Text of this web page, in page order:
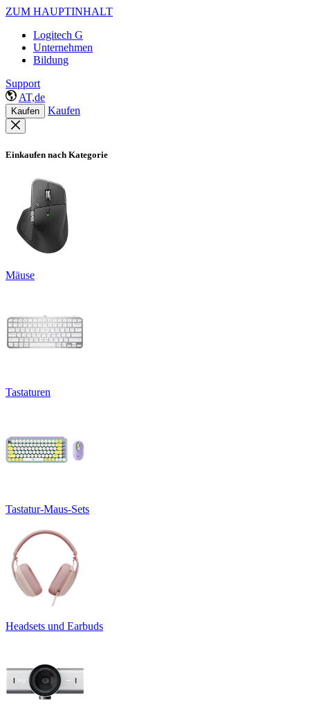
ZUM HAUPTINHALT
Logitech G
Unternehmen
Bildung
Support
AT,de
Kaufen Kaufen
Einkaufen nach Kategorie
Mäuse
Tastaturen
Tastatur-Maus-Sets
Headsets und Earbuds